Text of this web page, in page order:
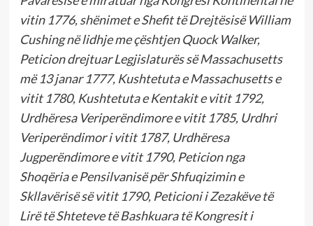
vitin 1776, shënimet e Shefit të Drejtësisë William
Cushing në lidhje me çështjen Quock Walker,
Peticion drejtuar Legjislaturës së Massachusetts
më 13 janar 1777, Kushtetuta e Massachusetts e
vitit 1780, Kushtetuta e Kentakit e vitit 1792,
Urdhëresa Veriperëndimore e vitit 1785, Urdhri
Veriperëndimor i vitit 1787, Urdhëresa
Jugperëndimore e vitit 1790, Peticion nga
Shoqëria e Pensilvanisë për Shfuqizimin e
Skllavërisë së vitit 1790, Peticioni i Zezakëve të
Lirë të Shteteve të Bashkuara të Kongresit i